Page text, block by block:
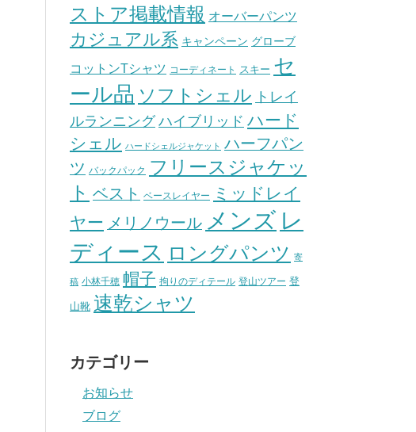
ストア掲載情報 オーバーパンツ
カジュアル系 キャンペーン グローブ
コットンTシャツ コーディネート スキー セ
ール品 ソフトシェル トレイ
ルランニング ハイブリッド ハード
シェル ハードシェルジャケット ハーフパン
ツ バックパック
フリースジャケッ
ト ベスト ベースレイヤー
ミッドレイ
ヤー メリノウール メンズ レ
ディース ロングパンツ 寄
稿 小林千穂 帽子 拘りのディテール 登山ツアー 登
山靴 速乾シャツ
カテゴリー
お知らせ
ブログ